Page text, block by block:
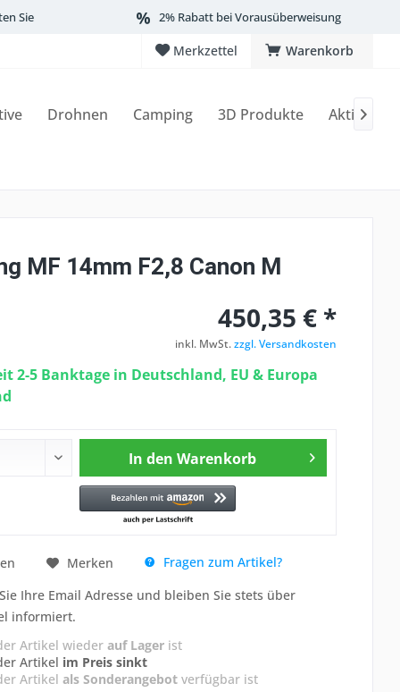
Sie 2% Rabatt bei Vorausüberweisung
Warenkorb
Merkzettel
Drohnen Camping 3D Produkte Aktionen

MF 14mm F2,8 Canon M
450,35 € *
inkl. MwSt.zzgl. Versandkosten
2-5 Banktage in Deutschland, EU & Europa
In den Warenkorb
Merken
Fragen zum Artikel?
Ihre Email Adresse und bleiben Sie stets über
informiert.
Artikel wieder auf Lagerist
Artikel im Preis sinkt
Artikel als Sonderangebotverfügbar ist